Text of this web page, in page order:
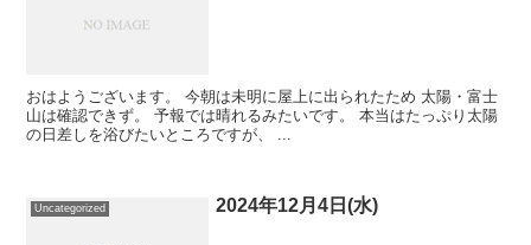
おはようございます。 今朝は未明に屋上に出られたため 太陽・富士
山は確認できず。 予報では晴れるみたいです。 本当はたっぷり太陽
の日差しを浴びたいところですが、 ...
Uncategorized 2024年12月4日(水)